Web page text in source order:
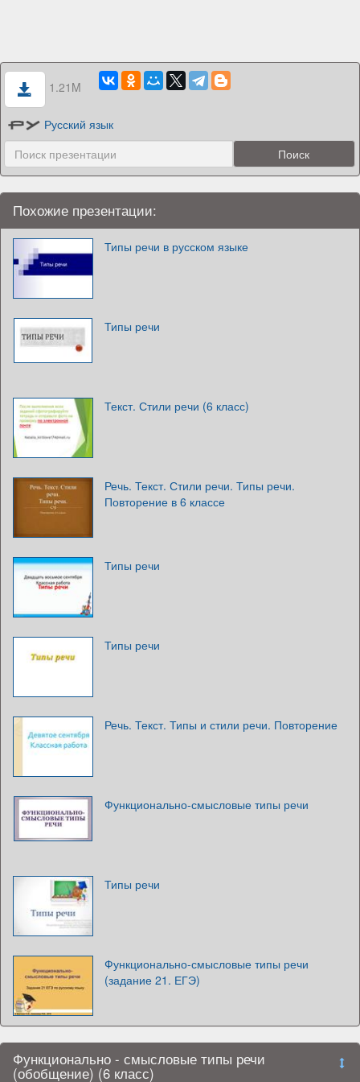
1.21M
Русский язык
Похожие презентации:
Типы речи в русском языке
Типы речи
Текст. Стили речи (6 класс)
Речь. Текст. Стили речи. Типы речи.
Повторение в 6 классе
Типы речи
Типы речи
Речь. Текст. Типы и стили речи. Повторение
Функционально-смысловые типы речи
Типы речи
Функционально-смысловые типы речи
(задание 21. ЕГЭ)
Функционально - смысловые типы речи
(обобщение) (6 класс)